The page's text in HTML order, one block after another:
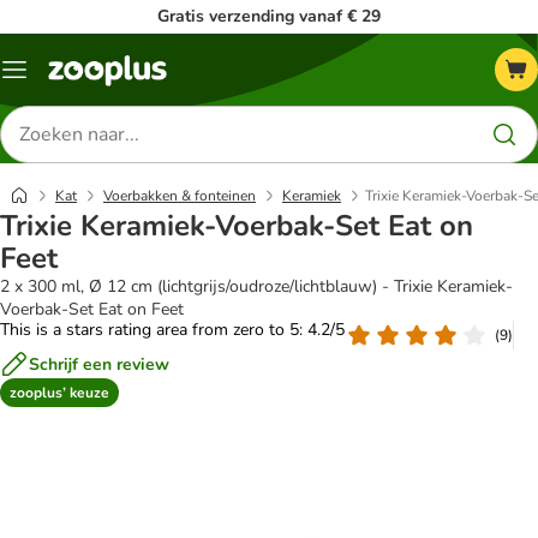
Gratis verzending vanaf € 29
Menu
Zoeken
naar
producten
Kat Voerbakken & fonteinen Keramiek Trixie Keramiek-Voerbak-
Trixie Keramiek-Voerbak-Set Eat on
Feet
2 x 300 ml, Ø 12 cm (lichtgrijs/oudroze/lichtblauw) - Trixie Keramiek-
Voerbak-Set Eat on Feet
This is a stars rating area from zero to 5: 4.2/5
(9)
Schrijf een review
zooplus’ keuze